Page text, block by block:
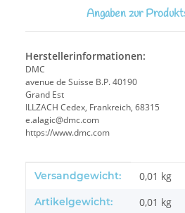
Angaben zur
Herstellerinformationen:
DMC
avenue de Suisse B.P. 40190
Grand Est
ILLZACH Cedex, Frankreich, 68315
e.alagic@dmc.com
https://www.dmc.com
Produkteigenschaft
Wert
Versandgewicht: 0,01 kg
Artikelgewicht: 0,01 kg